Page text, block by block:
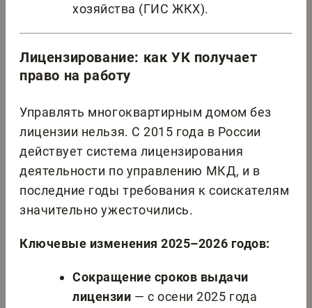
хозяйства (ГИС ЖКХ).
Лицензирование: как УК получает
право на работу
Управлять многоквартирным домом без
лицензии нельзя. С 2015 года в России
действует система лицензирования
деятельности по управлению МКД, и в
последние годы требования к соискателям
значительно ужесточились.
Ключевые изменения 2025–2026 годов:
Сокращение сроков выдачи
лицензии — с осени 2025 года